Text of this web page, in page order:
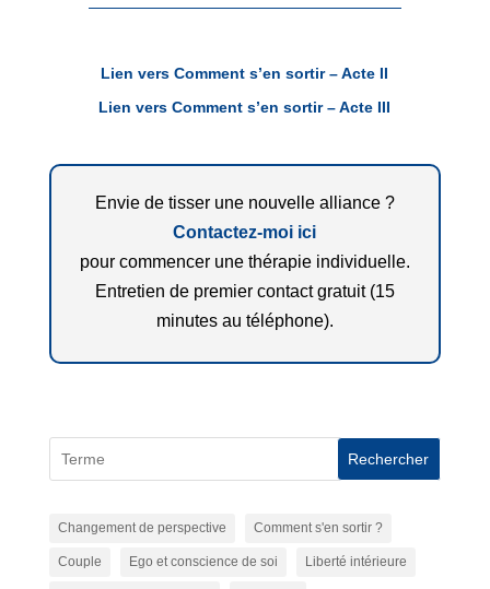
Lien vers Comment s’en sortir – Acte II
Lien vers Comment s’en sortir – Acte III
Envie de tisser une nouvelle alliance ?
Contactez-moi ici
pour commencer une thérapie individuelle.
Entretien de premier contact gratuit (15
minutes au téléphone).
Rechercher
Changement de perspective Comment s'en sortir ?
Couple Ego et conscience de soi Liberté intérieure